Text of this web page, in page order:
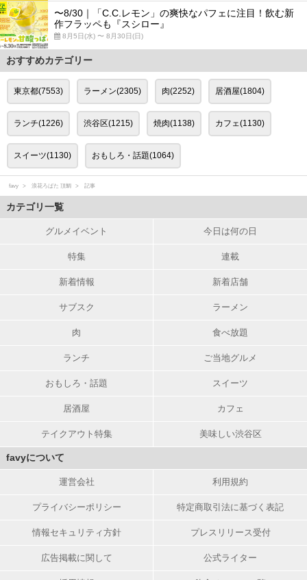
〜8/30｜「C.C.レモン」の爽快なパフェに注目！飲む新
作フラッペも『スシロー』
8月5日(水) 〜 8月30日(日)
おすすめカテゴリー
東京都(7553) ラーメン(2305) 肉(2252) 居酒屋(1804)
ランチ(1226) 渋谷区(1215) 焼肉(1138) カフェ(1130)
スイーツ(1130) おもしろ・話題(1064)
favy 浪花ろばた 頂鯛 記事
カテゴリ一覧
グルメイベント 今日は何の日
特集 連載
新着情報 新着店舗
サブスク ラーメン
肉 食べ放題
ランチ ご当地グルメ
おもしろ・話題 スイーツ
居酒屋 カフェ
テイクアウト特集 美味しい渋谷区
favyについて
運営会社 利用規約
プライバシーポリシー 特定商取引法に基づく表記
情報セキュリティ方針 プレスリリース受付
広告掲載に関して 公式ライター